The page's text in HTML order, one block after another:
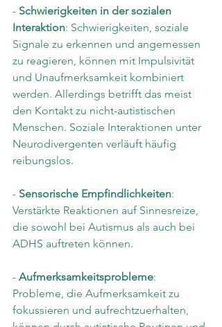
- Schwierigkeiten in der sozialen
Interaktion: Schwierigkeiten, soziale
Signale zu erkennen und angemessen
zu reagieren, können mit Impulsivität
und Unaufmerksamkeit kombiniert
werden. Allerdings betrifft das meist
den Kontakt zu nicht-autistischen
Menschen. Soziale Interaktionen unter
Neurodivergenten verläuft häufig
reibungslos.
- Sensorische Empfindlichkeiten:
Verstärkte Reaktionen auf Sinnesreize,
die sowohl bei Autismus als auch bei
ADHS auftreten können.
- Aufmerksamkeitsprobleme:
Probleme, die Aufmerksamkeit zu
fokussieren und aufrechtzuerhalten,